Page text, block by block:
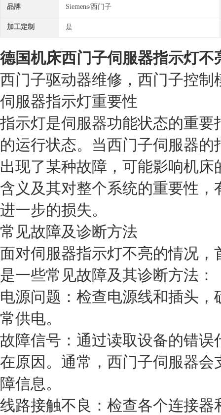
品牌 Siemens/西门子
加工定制 是
德国机床西门子伺服器指示灯不
西门子驱动器维修，西门子控制
伺服器指示灯重要性
指示灯是伺服器功能状态的重
的运行状态。当西门子伺服器
出现了某种故障，可能影响机
含义及其对整个系统的重要性
进一步的损失。
常见故障及诊断方法
面对伺服器指示灯不亮的情况
是一些常见故障及其诊断方法：
电源问题：检查电源线和插头
常供电。
故障信号：通过读取设备的错
在原因。通常，西门子伺服器
障信息。
线路接触不良：检查各个连接